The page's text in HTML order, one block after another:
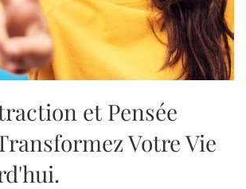
et Pensée
Votre Vie